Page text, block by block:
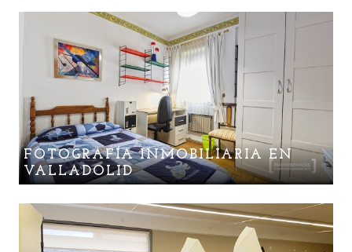
FOTOGRAFÍA INMOBILIARIA EN
VALLADOLID